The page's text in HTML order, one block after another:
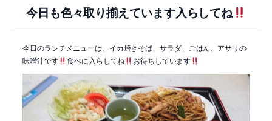
今日も色々取り揃えています入らしてね
今日のランチメニューは、イカ焼きそば、サラダ、ごはん、アサリの
味噌汁です
食べに入らしてね お待ちしています